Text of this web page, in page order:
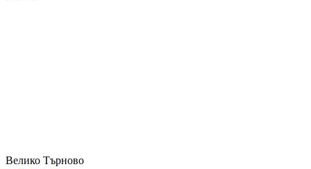
Велико Търново